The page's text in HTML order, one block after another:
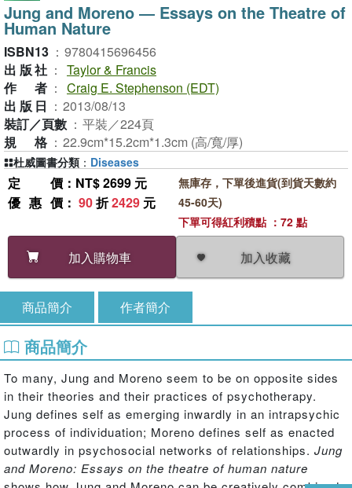
Jung and Moreno ― Essays on the Theatre of
Human Nature
ISBN13 ： 9780415696456
出版社 ： Taylor & Francis
作者 ： Craig E. Stephenson (EDT)
出版日 ： 2013/08/13
裝訂／頁數 ： 平裝／224頁
規格 ： 22.9cm*15.2cm*1.3cm (高/寬/厚)
定價 ：NT$ 2699 元
優惠價 ： 90折2429 元
加入購物車 加入收藏
無庫存，下單後進貨(到貨天數約
45-60天)
下單可得紅利積點 ：72 點
杜威圖書分類 ： Diseases
商品簡介 作者簡介
商品簡介
To many, Jung and Moreno seem to be on opposite sides
in their theories and their practices of psychotherapy.
Jung defines self as emerging inwardly in an intrapsychic
process of individuation; Moreno defines self as enacted
outwardly in psychosocial networks of relationships. Jung
and Moreno: Essays on the theatre of human nature